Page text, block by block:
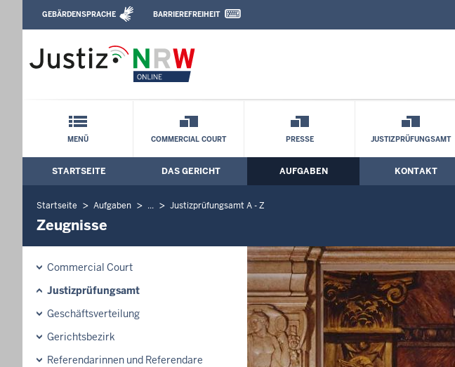
Oberlandesgericht Düsseldorf: Zeugnisse
Direkt zum Inhalt
Leichte Sprache, Gebärdensprachenvideo und Kontaktformular
GEBÄRDENSPRACHE BARRIEREFREIHEIT
Schnellnavigation mit Volltext-Suche
MENÜ COMMERCIAL COURT PRESSE JUSTIZPRÜFUNGSAMT
Hauptmenü: Hauptnavigation
STARTSEITE DAS GERICHT AUFGABEN KONTAKT
Startseite Aufgaben ... Justizprüfungsamt A - Z
Zeugnisse
Commercial Court
Justizprüfungsamt
Geschäftsverteilung
Gerichtsbezirk
Referendarinnen und Referendare